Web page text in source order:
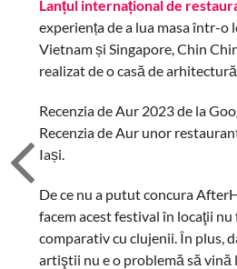
Lanțul internațional de
experiența de a lua masa într-o
Vietnam și Singapore, Chin
realizat de o casă de
Recenzia de Aur 2023 de la
Recenzia de Aur unor
Iași.
De ce nu a putut concura
facem acest festival în locaţii
comparativ cu clujenii. În plus,
artiştii nu e o problemă să